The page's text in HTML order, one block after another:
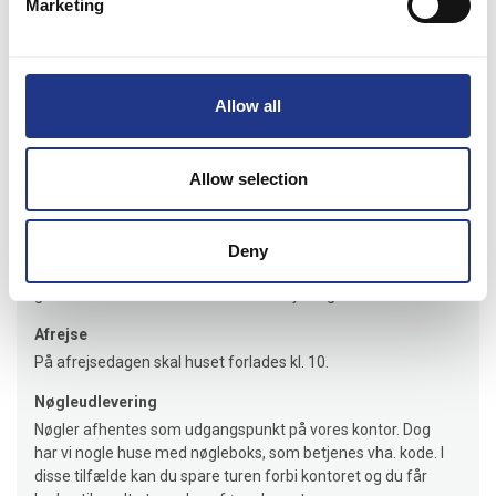
Marketing
Allow all
Allow selection
Deny
bolig give jer den perfekte ramme for et uforglemmeligt ophold.
Lejeinformation
Bureau
Afrejse
På afrejsedagen skal huset forlades kl. 10.
Nøgleudlevering
Nøgler afhentes som udgangspunkt på vores kontor. Dog
har vi nogle huse med nøgleboks, som betjenes vha. kode. I
disse tilfælde kan du spare turen forbi kontoret og du får